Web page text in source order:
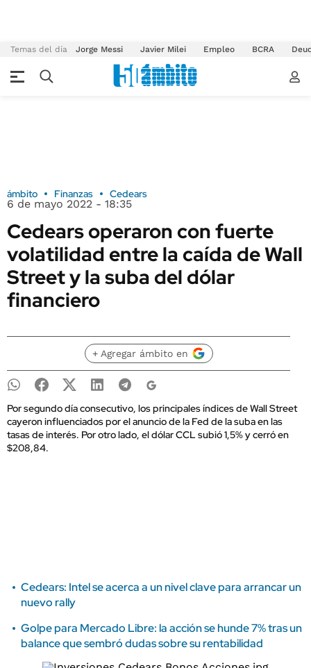
Temas del día Jorge Messi Javier Milei Empleo BCRA
ámbito Finanzas Cedears
6 de mayo 2022 - 18:35
Cedears operaron con fuerte
volatilidad entre la caída de Wall
Street y la suba del dólar
financiero
+ Agregar ámbito en
Por segundo día consecutivo, los principales índices de Wall Street
cayeron influenciados por el anuncio de la Fed de la suba en las
tasas de interés. Por otro lado, el dólar CCL subió 1,5% y cerró en
$208,84.
Cedears: Intel se acerca a un nivel clave para arrancar un
nuevo rally
Golpe para Mercado Libre: la acción se hunde 7% tras un
balance que sembró dudas sobre su rentabilidad